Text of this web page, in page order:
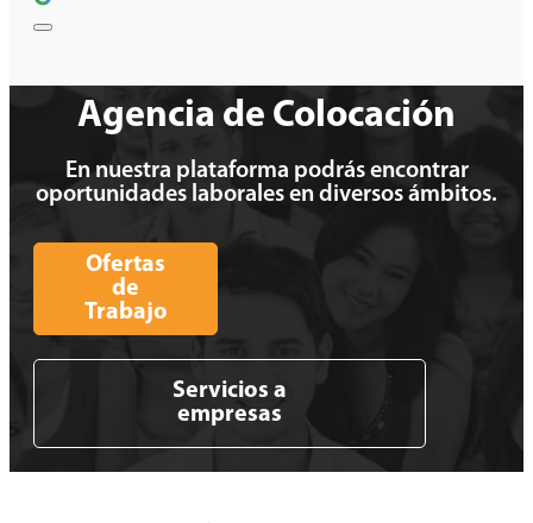
Agencia de Colocación
En nuestra plataforma podrás encontrar
oportunidades laborales en diversos ámbitos.
Ofertas
de
Trabajo
Servicios a
empresas